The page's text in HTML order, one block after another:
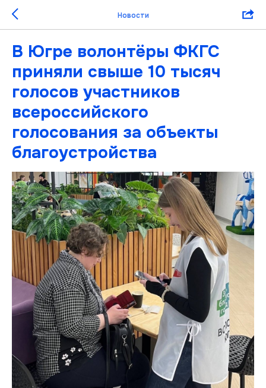
Новости
В Югре волонтёры ФКГС
приняли свыше 10 тысяч
голосов участников
всероссийского
голосования за объекты
благоустройства